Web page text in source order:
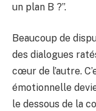
un plan B ?”.
Beaucoup de
des dialogues
cœur de l’autre.
émotionnelle
le dessous de la